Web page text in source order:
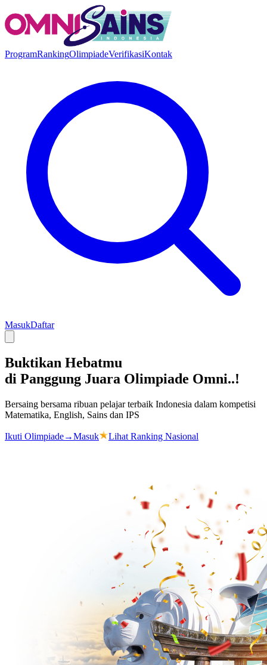
ProgramRankingOlimpiadeVerifikasiKontak
MasukDaftar
Buktikan Hebatmu
di Panggung Juara Olimpiade Omni..!
Bersaing bersama ribuan pelajar terbaik Indonesia dalam kompetisi
Matematika, English, Sains dan IPS
Ikuti Olimpiade→Masuk Lihat Ranking Nasional